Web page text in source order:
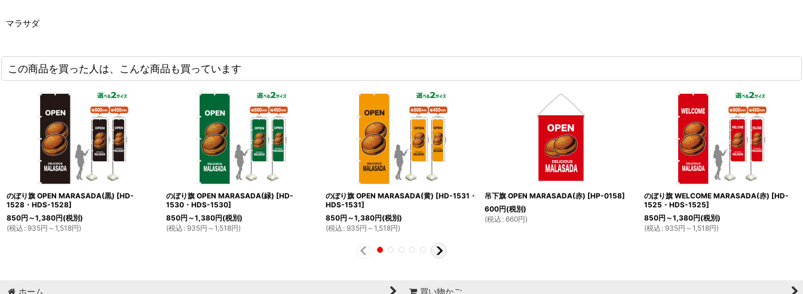
マラサダ
この商品を買った人は、こんな商品も買っています
のぼり旗 OPEN MARASADA(黒) [HD-
1528・HDS-1528]
850円 ～1,380円(税別)
(税込 : 935円 ～1,518円)
のぼり旗 OPEN MARASADA(緑) [HD-
1530・HDS-1530]
850円 ～1,380円(税別)
(税込 : 935円 ～1,518円)
のぼり旗 OPEN MARASADA(黄) [HD-1531・
HDS-1531]
850円 ～1,380円(税別)
(税込 : 935円 ～1,518円)
吊下旗 OPEN MARASADA(赤) [HP-0158]
600円(税別)
(税込 : 660円)
のぼり旗 WELCOME MARASADA(赤) [HD-
1525・HDS-1525]
850円 ～1,380円(税別)
(税込 : 935円 ～1,518円)
ホーム 買い物かご